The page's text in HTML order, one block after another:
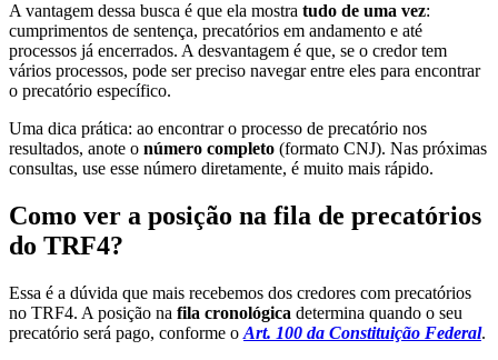
A vantagem dessa busca é que ela mostra tudo de uma vez:
cumprimentos de sentença, precatórios em andamento e até
processos já encerrados. A desvantagem é que, se o credor tem
vários processos, pode ser preciso navegar entre eles para encontrar
o precatório específico.
Uma dica prática: ao encontrar o processo de precatório nos
resultados, anote o número completo (formato CNJ). Nas próximas
consultas, use esse número diretamente, é muito mais rápido.
Como ver a posição na fila de precatórios
do TRF4?
Essa é a dúvida que mais recebemos dos credores com precatórios
no TRF4. A posição na fila cronológica determina quando o seu
precatório será pago, conforme o Art. 100 da Constituição Federal.